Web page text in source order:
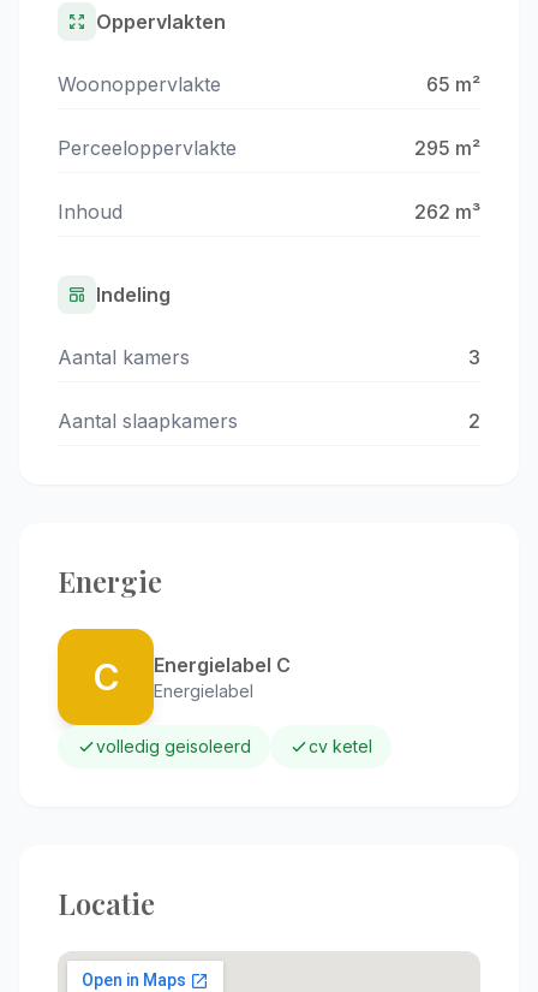
Oppervlakten
Woonoppervlakte 65 m²
Perceeloppervlakte 295 m²
Inhoud 262 m³
Indeling
Aantal kamers 3
Aantal slaapkamers 2
Energie
C Energielabel C
Energielabel
volledig geisoleerd cv ketel
Locatie